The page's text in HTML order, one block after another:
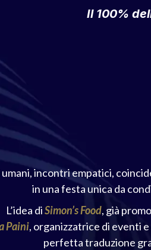
Il 100%
incontri empatici,
in una festa unica da
L’idea diSimon’s Food, già
Paini, organizzatrice di eventi
perfetta traduzione